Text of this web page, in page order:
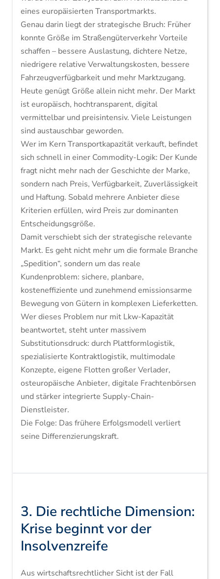
eines europäisierten Transportmarkts.
Genau darin liegt der strategische Bruch: Früher
konnte Größe im Straßengüterverkehr Vorteile
schaffen – bessere Auslastung, dichtere Netze,
niedrigere relative Verwaltungskosten, bessere
Fahrzeugverfügbarkeit und mehr Marktzugang.
Heute genügt Größe allein nicht mehr. Der Markt
ist europäisch, hochtransparent, digital
vermittelbar und preisintensiv. Viele Leistungen
sind austauschbar geworden.
Wer im Kern Transportkapazität verkauft, befindet
sich schnell in einer Commodity-Logik: Der Kunde
fragt nicht mehr nach der Geschichte der Marke,
sondern nach Preis, Verfügbarkeit, Zuverlässigkeit
und Haftung. Sobald mehrere Anbieter diese
Kriterien erfüllen, wird Preis zur dominanten
Entscheidungsgröße.
Damit verschiebt sich der strategische relevante
Markt. Es geht nicht mehr um die formale Branche
„Spedition“, sondern um das reale
Kundenproblem: sichere, planbare,
kosteneffiziente und zunehmend emissionsarme
Bewegung von Gütern in komplexen Lieferketten.
Wer dieses Problem nur mit Lkw-Kapazität
beantwortet, steht unter massivem
Substitutionsdruck: durch Plattformlogistik,
spezialisierte Kontraktlogistik, multimodale
Konzepte, eigene Flotten großer Verlader,
osteuropäische Anbieter, digitale Frachtenbörsen
und stärker integrierte Supply-Chain-
Dienstleister.
Die Folge: Das frühere Erfolgsmodell verliert
seine Differenzierungskraft.
3. Die rechtliche Dimension:
Krise beginnt vor der
Insolvenzreife
Aus wirtschaftsrechtlicher Sicht ist der Fall